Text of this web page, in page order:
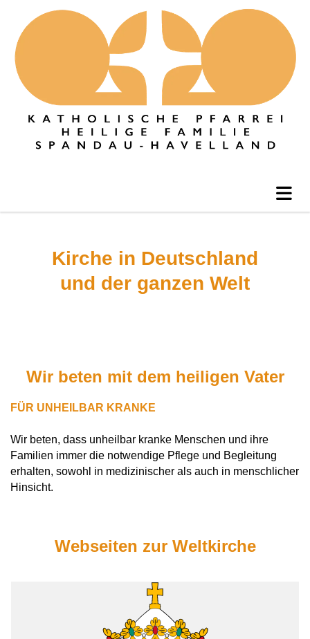
Kirche in Deutschland
und der ganzen Welt
Wir beten mit dem heiligen Vater
FÜR UNHEILBAR KRANKE
Wir beten, dass unheilbar kranke Menschen und ihre
Familien immer die notwendige Pflege und Begleitung
erhalten, sowohl in medizinischer als auch in menschlicher
Hinsicht.
Webseiten zur Weltkirche